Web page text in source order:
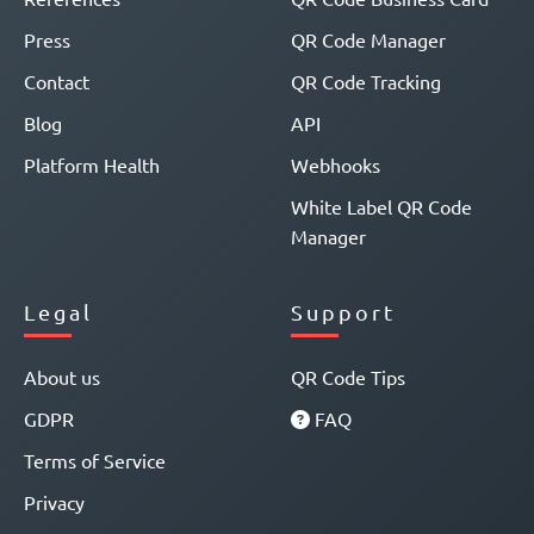
Press
Contact
Blog
Platform Health
QR Code Manager
QR Code Tracking
API
Webhooks
White Label QR Code
Manager
Legal
About us
GDPR
Terms of Service
Privacy
Support
QR Code Tips
FAQ